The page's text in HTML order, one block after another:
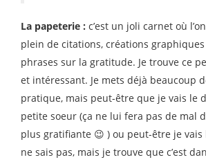
La papeterie : c’est un joli carnet où
plein de citations, créations
phrases sur la gratitude. Je trouve ce
et intéressant. Je mets déjà beaucoup
pratique, mais peut-être que je vais le
petite soeur (ça ne lui fera pas de mal
plus gratifiante 😉 ) ou peut-être je vais
ne sais pas, mais je trouve que c’est